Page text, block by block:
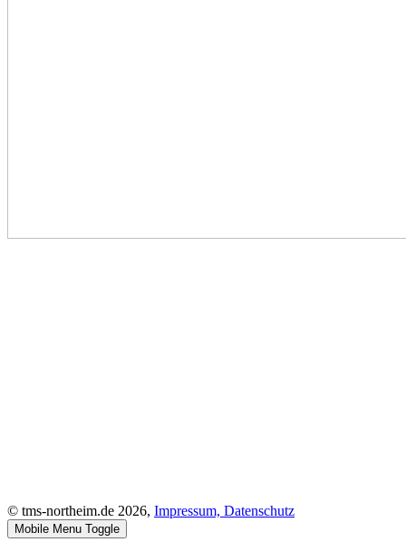
© tms-northeim.de 2026, Impressum, Datenschutz
Mobile Menu Toggle